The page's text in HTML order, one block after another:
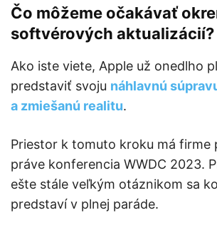
Čo môžeme očakávať
softvérových aktualizácií?
Ako iste viete, Apple už onedlho
predstaviť svoju náhlavnú
a zmiešanú realitu.
Priestor k tomuto kroku má firme
práve konferencia WWDC 2023.
ešte stále veľkým otáznikom sa
predstaví v plnej paráde.